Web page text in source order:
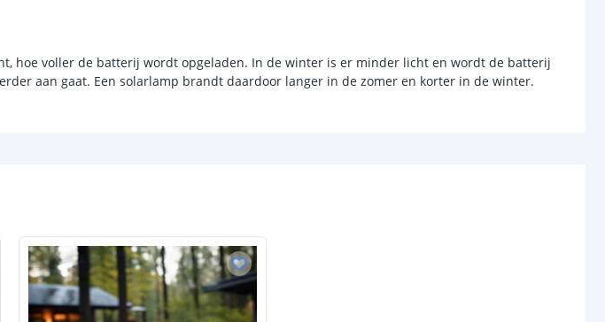
Sensor en schakelaar
Detectiehoek
Schakelaar aan/uit
Aantal lichtstanden
hoe voller de batterij wordt opgeladen. In de winter is er minder licht en wordt de batterij
aan gaat. Een solarlamp brandt daardoor langer in de zomer en korter in de winter.